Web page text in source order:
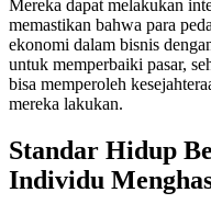
Mereka dapat melakukan
memastikan bahwa para
ekonomi dalam bisnis
untuk memperbaiki pasar,
bisa memperoleh
mereka lakukan.
Standar Hidup
Individu